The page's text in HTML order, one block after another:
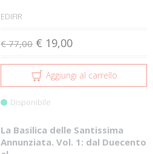
EDIFIR
€ 77,00 € 19,00
Aggiungi al carrello
Disponibile
La Basilica delle Santissima
Annunziata. Vol. 1: dal Duecento